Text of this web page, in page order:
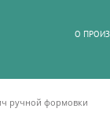
О
ручной формовки